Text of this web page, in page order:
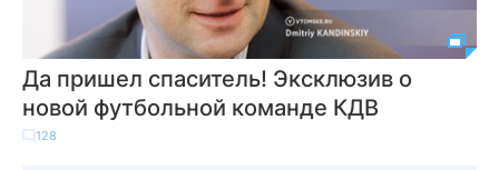
Да пришел спаситель! Эксклюзив о
новой футбольной команде КДВ
128